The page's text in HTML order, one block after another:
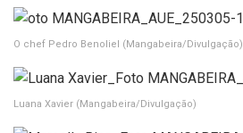
O chef Pedro Benoliel (Mangabeira/Divulgação)
Luana Xavier (Mangabeira/Divulgação)